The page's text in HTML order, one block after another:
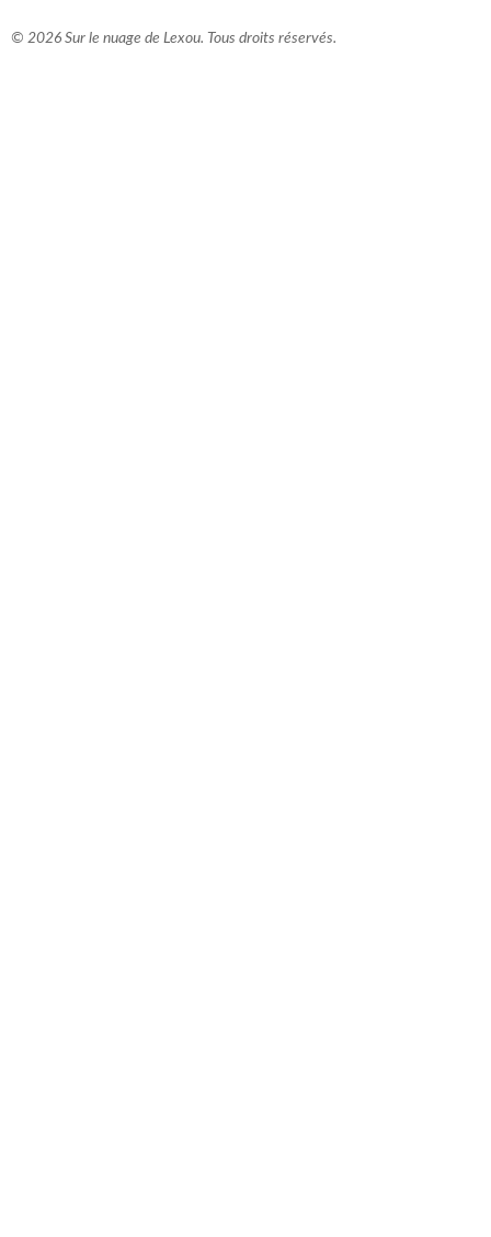
© 2026 Sur le nuage de Lexou. Tous droits réservés.